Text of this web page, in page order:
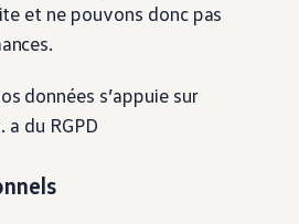
et ne pouvons donc pas
données s’appuie sur
a du RGPD